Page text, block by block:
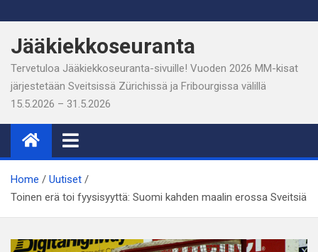
to
content
Jääkiekkoseuranta
Tervetuloa Jääkiekkoseuranta-sivuille! Vuoden 2026 MM-kisat
järjestetään Sveitsissä Zürichissä ja Fribourgissa välillä
15.5.2026 – 31.5.2026
Home
Uutiset
Toinen erä toi fyysisyyttä: Suomi kahden maalin erossa Sveitsiä